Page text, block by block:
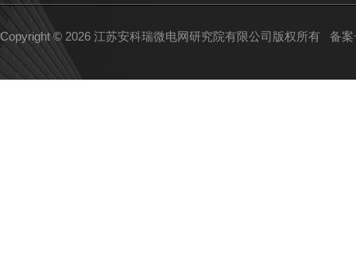
Copyright © 2026 江苏安科瑞微电网研究院有限公司版权所有 备案